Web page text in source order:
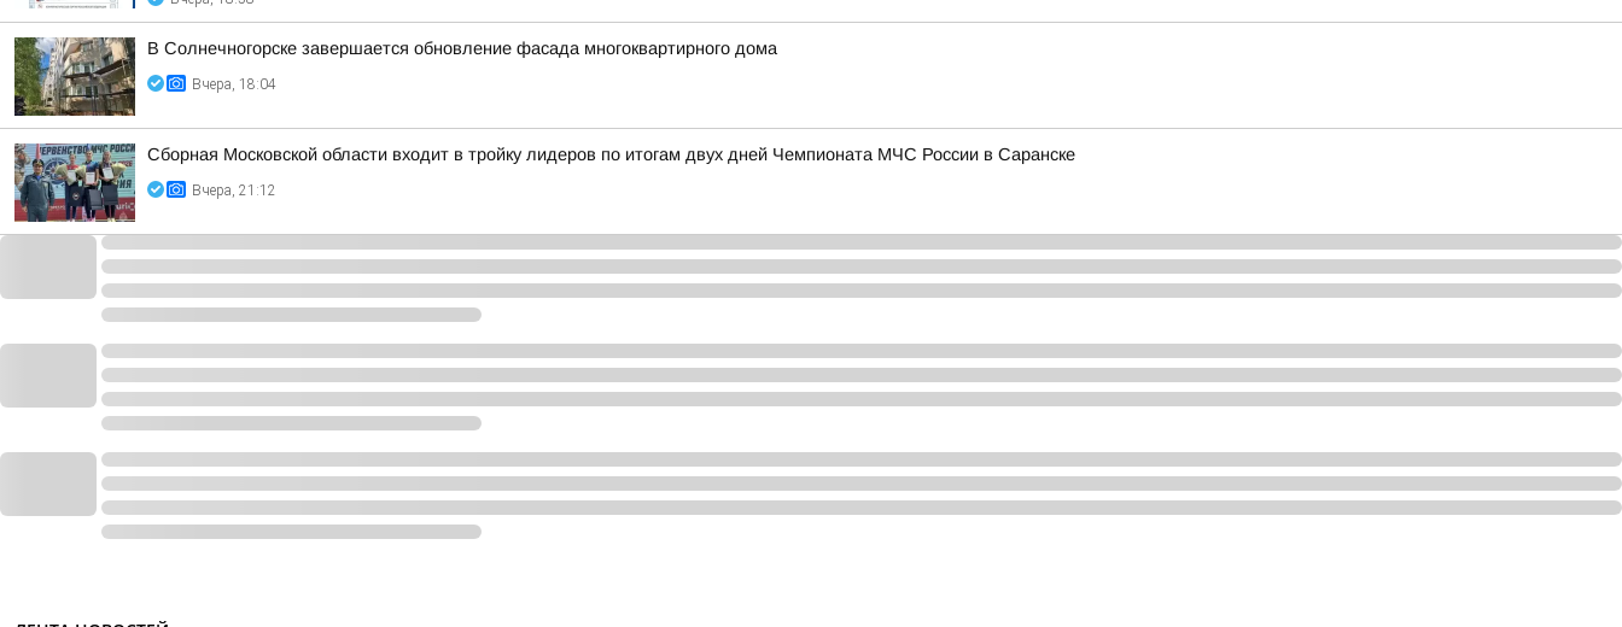
В Солнечногорске завершается обновление фасада многоквартирного дома
Вчера, 18:04
Сборная Московской области входит в тройку лидеров по итогам двух дней Чемпионата МЧС России в Саранске
Вчера, 21:12